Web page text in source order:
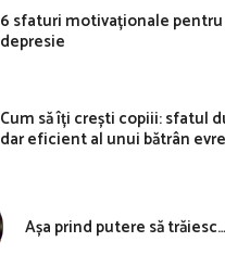
6 sfaturi motivaționale pentru
depresie
Cum să îți crești copiii: sfatul
dar eficient al unui bătrân
Așa prind putere să trăiesc…